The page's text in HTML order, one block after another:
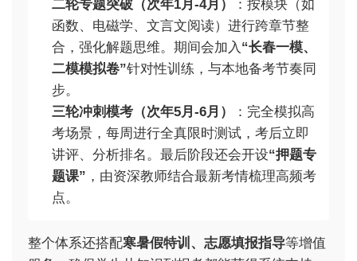
二轮专题突破（次年1月-4月）
：按模块（如
函数、电磁学、文言文阅读）进行跨章节整
合，强化解题思维。期间会加入 “长春一模、
二模模拟卷”针对性训练，与本地备考节奏同
步。
三轮冲刺模考（次年5月-6月）
：完全模拟高
考场景，每周进行全真限时测试，考后立即
讲评、分析排名。最后阶段还会开设“押题专
题课” ，由资深教师结合最新考情梳理高频考
点。
整个体系还搭配寒暑假特训、志愿填报指导等增值